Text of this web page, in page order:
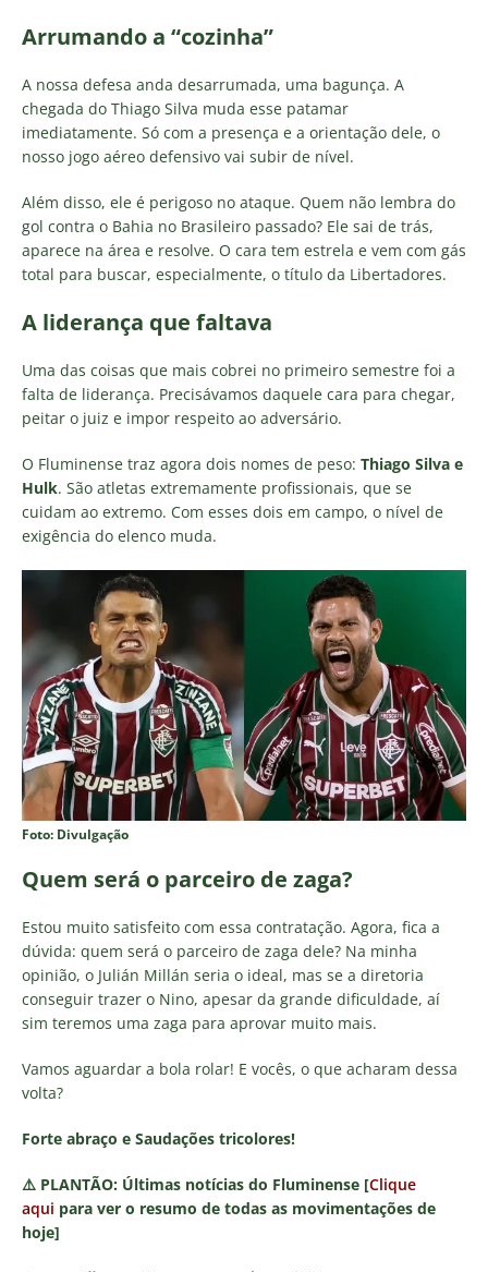
Arrumando a “cozinha”
A nossa defesa anda desarrumada, uma bagunça. A
chegada do Thiago Silva muda esse patamar
imediatamente. Só com a presença e a orientação dele, o
nosso jogo aéreo defensivo vai subir de nível.
Além disso, ele é perigoso no ataque. Quem não lembra do
gol contra o Bahia no Brasileiro passado? Ele sai de trás,
aparece na área e resolve. O cara tem estrela e vem com gás
total para buscar, especialmente, o título da Libertadores.
A liderança que faltava
Uma das coisas que mais cobrei no primeiro semestre foi a
falta de liderança. Precisávamos daquele cara para chegar,
peitar o juiz e impor respeito ao adversário.
O Fluminense traz agora dois nomes de peso: Thiago Silva e
Hulk. São atletas extremamente profissionais, que se
cuidam ao extremo. Com esses dois em campo, o nível de
exigência do elenco muda.
Foto: Divulgação
Quem será o parceiro de zaga?
Estou muito satisfeito com essa contratação. Agora, fica a
dúvida: quem será o parceiro de zaga dele? Na minha
opinião, o Julián Millán seria o ideal, mas se a diretoria
conseguir trazer o Nino, apesar da grande dificuldade, aí
sim teremos uma zaga para aprovar muito mais.
Vamos aguardar a bola rolar! E vocês, o que acharam dessa
volta?
Forte abraço e Saudações tricolores!
⚠️ PLANTÃO: Últimas notícias do Fluminense [Clique
aqui para ver o resumo de todas as movimentações de
hoje]